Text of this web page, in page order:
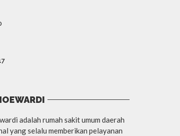
adalah rumah sakit umum daerah
yang selalu memberikan pelayanan